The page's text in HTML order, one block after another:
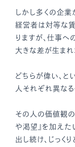
しかし多くの企
経営者は対等な
りますが、仕事
大きな差が生まれ
どちらが偉い、と
人それぞれ異なる
その人の価値観
や渇望』を加えた
出し続け、じっく